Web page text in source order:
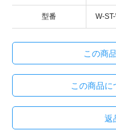
型番 W-
この商
この商品に
返